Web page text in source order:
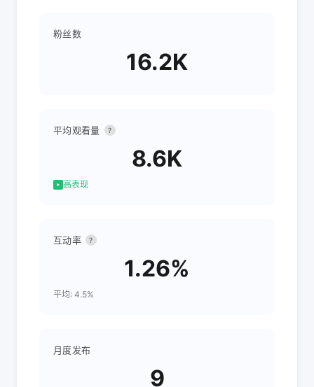
粉丝数
16.2K
平均观看量 ?
8.6K
高表现
互动率 ?
1.26%
平均: 4.5%
月度发布
9